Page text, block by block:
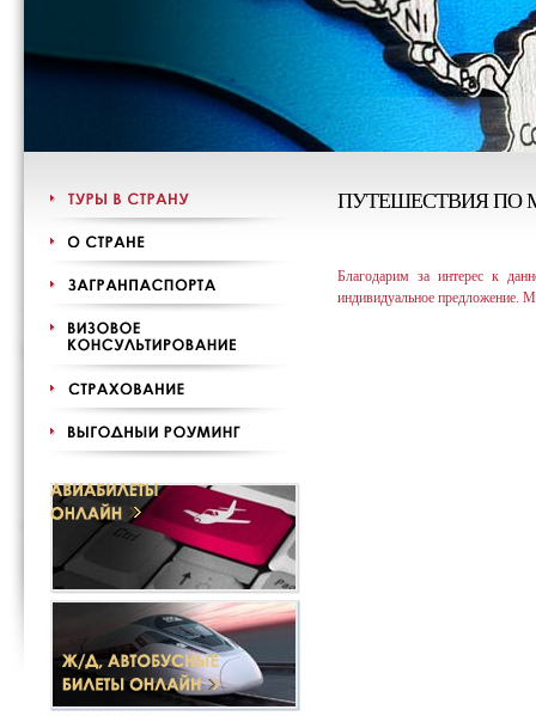
ПУТЕШЕСТВИЯ ПО
Благодарим за интерес к
индивидуальное предложение.